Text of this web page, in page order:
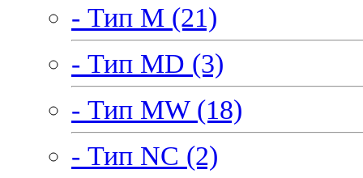
- Тип M (21)
- Тип MD (3)
- Тип MW (18)
- Тип NC (2)